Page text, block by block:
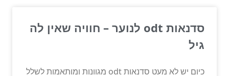
סדנאות odt לנוער – חוויה שאין לה
גיל
כיום יש לא מעט סדנאות odt מגוונות ומותאמות לשלל